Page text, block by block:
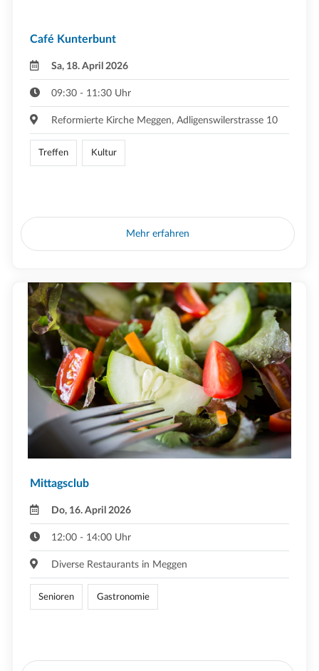
Café Kunterbunt
Sa, 18. April 2026
09:30 - 11:30 Uhr
Reformierte Kirche Meggen, Adligenswilerstrasse 10
Treffen Kultur
Mehr erfahren
Mittagsclub
Do, 16. April 2026
12:00 - 14:00 Uhr
Diverse Restaurants in Meggen
Senioren Gastronomie